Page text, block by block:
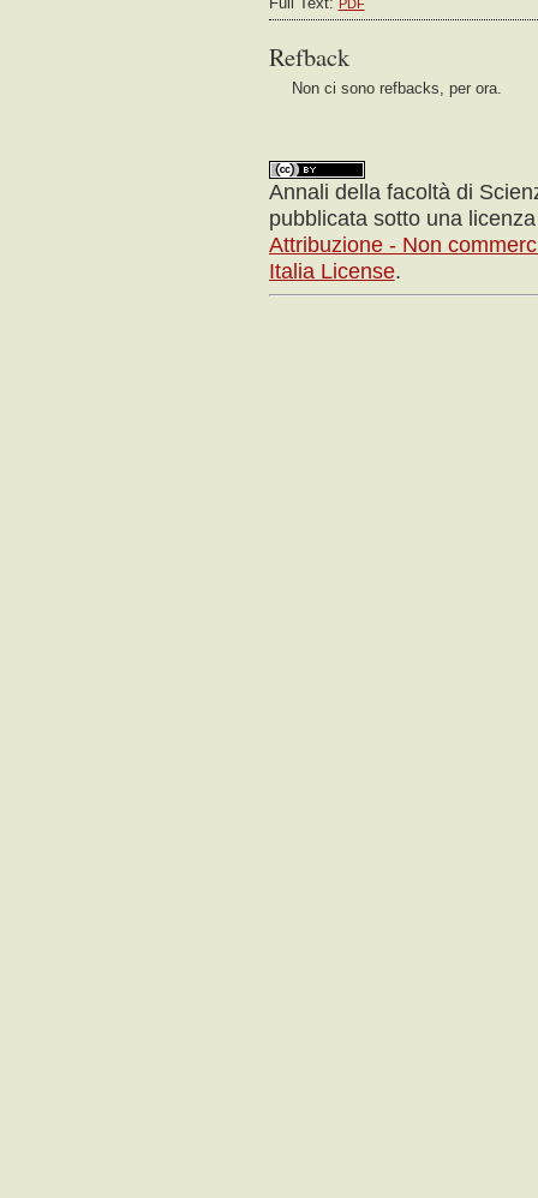
PDF
Refback
Non ci sono refbacks, per ora.
Annali della facoltà di
pubblicata sotto una
Attribuzione - Non
Italia License.